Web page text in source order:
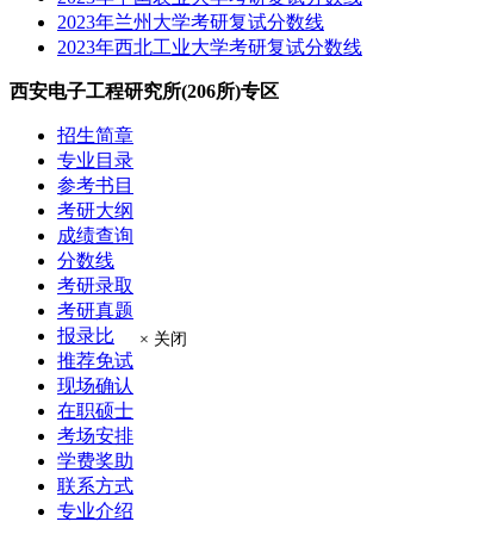
2023年兰州大学考研复试分数线
2023年西北工业大学考研复试分数线
西安电子工程研究所(206所)专区
招生简章
专业目录
参考书目
考研大纲
成绩查询
分数线
考研录取
考研真题
报录比
推荐免试
现场确认
在职硕士
考场安排
学费奖助
联系方式
专业介绍
× 关闭